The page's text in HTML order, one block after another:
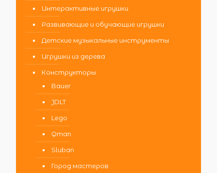
Интерактивные игрушки
Развивающие и обучающие игрушки
Детские музыкальные инструменты
Игрушки из дерева
Конструкторы
Bauer
JDLT
Lego
Qman
Sluban
Город мастеров